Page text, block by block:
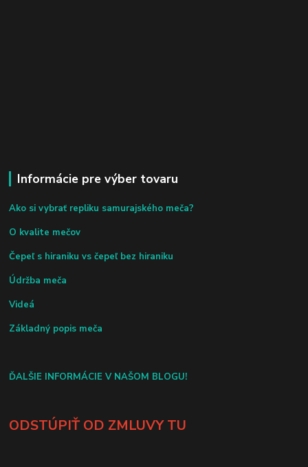
Informácie pre výber tovaru
Ako si vybrať repliku samurajského meča?
O kvalite mečov
Čepeľ s hiraniku vs čepeľ bez hiraniku
Údržba meča
Videá
Základný popis meča
ĎALŠIE INFORMÁCIE V NAŠOM BLOGU!
ODSTÚPIŤ OD ZMLUVY TU